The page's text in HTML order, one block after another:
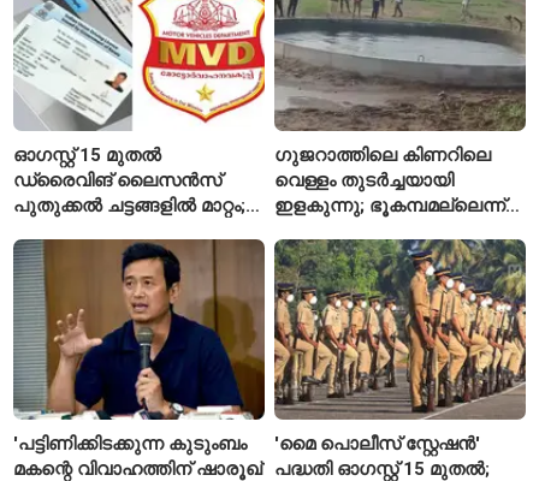
ഓഗസ്റ്റ് 15 മുതൽ
ഡ്രൈവിങ് ലൈസൻസ്
പുതുക്കൽ ചട്ടങ്ങളിൽ മാറ്റം;
അറിയേണ്ട രണ്ട് പ്രധാന
കാര്യങ്ങൾ
ഗുജറാത്തിലെ കിണറിലെ
വെള്ളം തുടർച്ചയായി
ഇളകുന്നു; ഭൂകമ്പമല്ലെന്ന്
'പട്ടിണിക്കിടക്കുന്ന കുടുംബം
മകന്റെ വിവാഹത്തിന് ഷാരൂഖ്
'മൈ പൊലീസ് സ്റ്റേഷൻ'
പദ്ധതി ഓഗസ്റ്റ് 15 മുതൽ;